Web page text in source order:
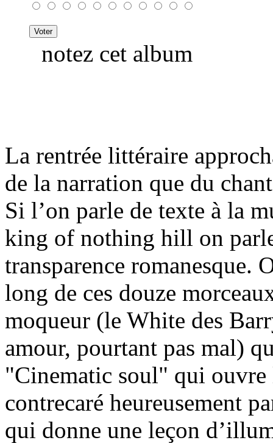
notez cet album
La rentrée littéraire
de la narration que du
Si l’on parle de texte à la
king of nothing hill on
transparence romanesque.
long de ces douze
moqueur (le White des
amour, pourtant pas mal)
"Cinematic soul" qui ouvre
contrecaré heureusement
qui donne une leçon